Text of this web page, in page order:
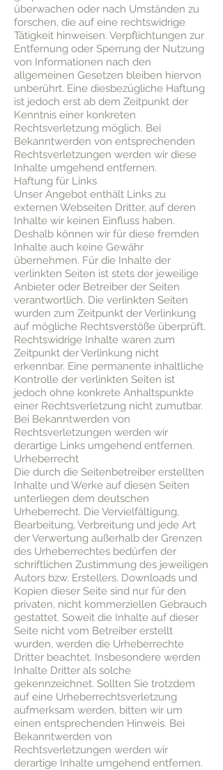
überwachen oder nach Umständen zu
forschen, die auf eine rechtswidrige
Tätigkeit hinweisen. Verpflichtungen zur
Entfernung oder Sperrung der Nutzung
von Informationen nach den
allgemeinen Gesetzen bleiben hiervon
unberührt. Eine diesbezügliche Haftung
ist jedoch erst ab dem Zeitpunkt der
Kenntnis einer konkreten
Rechtsverletzung möglich. Bei
Bekanntwerden von entsprechenden
Rechtsverletzungen werden wir diese
Inhalte umgehend entfernen.
Haftung für Links
Unser Angebot enthält Links zu
externen Webseiten Dritter, auf deren
Inhalte wir keinen Einfluss haben.
Deshalb können wir für diese fremden
Inhalte auch keine Gewähr
übernehmen. Für die Inhalte der
verlinkten Seiten ist stets der jeweilige
Anbieter oder Betreiber der Seiten
verantwortlich. Die verlinkten Seiten
wurden zum Zeitpunkt der Verlinkung
auf mögliche Rechtsverstöße überprüft.
Rechtswidrige Inhalte waren zum
Zeitpunkt der Verlinkung nicht
erkennbar. Eine permanente inhaltliche
Kontrolle der verlinkten Seiten ist
jedoch ohne konkrete Anhaltspunkte
einer Rechtsverletzung nicht zumutbar.
Bei Bekanntwerden von
Rechtsverletzungen werden wir
derartige Links umgehend entfernen.
Urheberrecht
Die durch die Seitenbetreiber erstellten
Inhalte und Werke auf diesen Seiten
unterliegen dem deutschen
Urheberrecht. Die Vervielfältigung,
Bearbeitung, Verbreitung und jede Art
der Verwertung außerhalb der Grenzen
des Urheberrechtes bedürfen der
schriftlichen Zustimmung des jeweiligen
Autors bzw. Erstellers. Downloads und
Kopien dieser Seite sind nur für den
privaten, nicht kommerziellen Gebrauch
gestattet. Soweit die Inhalte auf dieser
Seite nicht vom Betreiber erstellt
wurden, werden die Urheberrechte
Dritter beachtet. Insbesondere werden
Inhalte Dritter als solche
gekennzeichnet. Sollten Sie trotzdem
auf eine Urheberrechtsverletzung
aufmerksam werden, bitten wir um
einen entsprechenden Hinweis. Bei
Bekanntwerden von
Rechtsverletzungen werden wir
derartige Inhalte umgehend entfernen.